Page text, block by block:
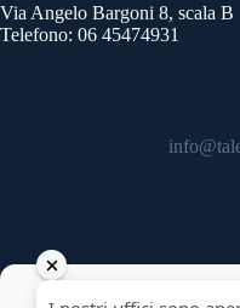
Via Angelo Bargoni 8, scala B
Telefono: 06 45474931